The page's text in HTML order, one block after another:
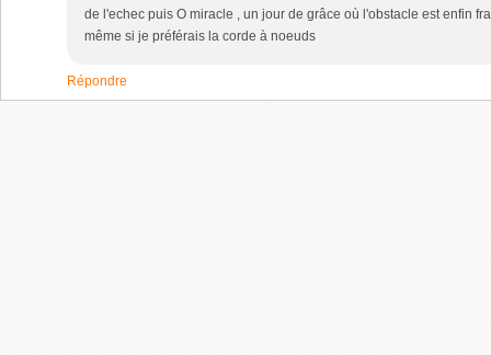
de l'echec puis O miracle , un jour de grâce où l'obstacle est enfin
même si je préférais la corde à noeuds
Répondre